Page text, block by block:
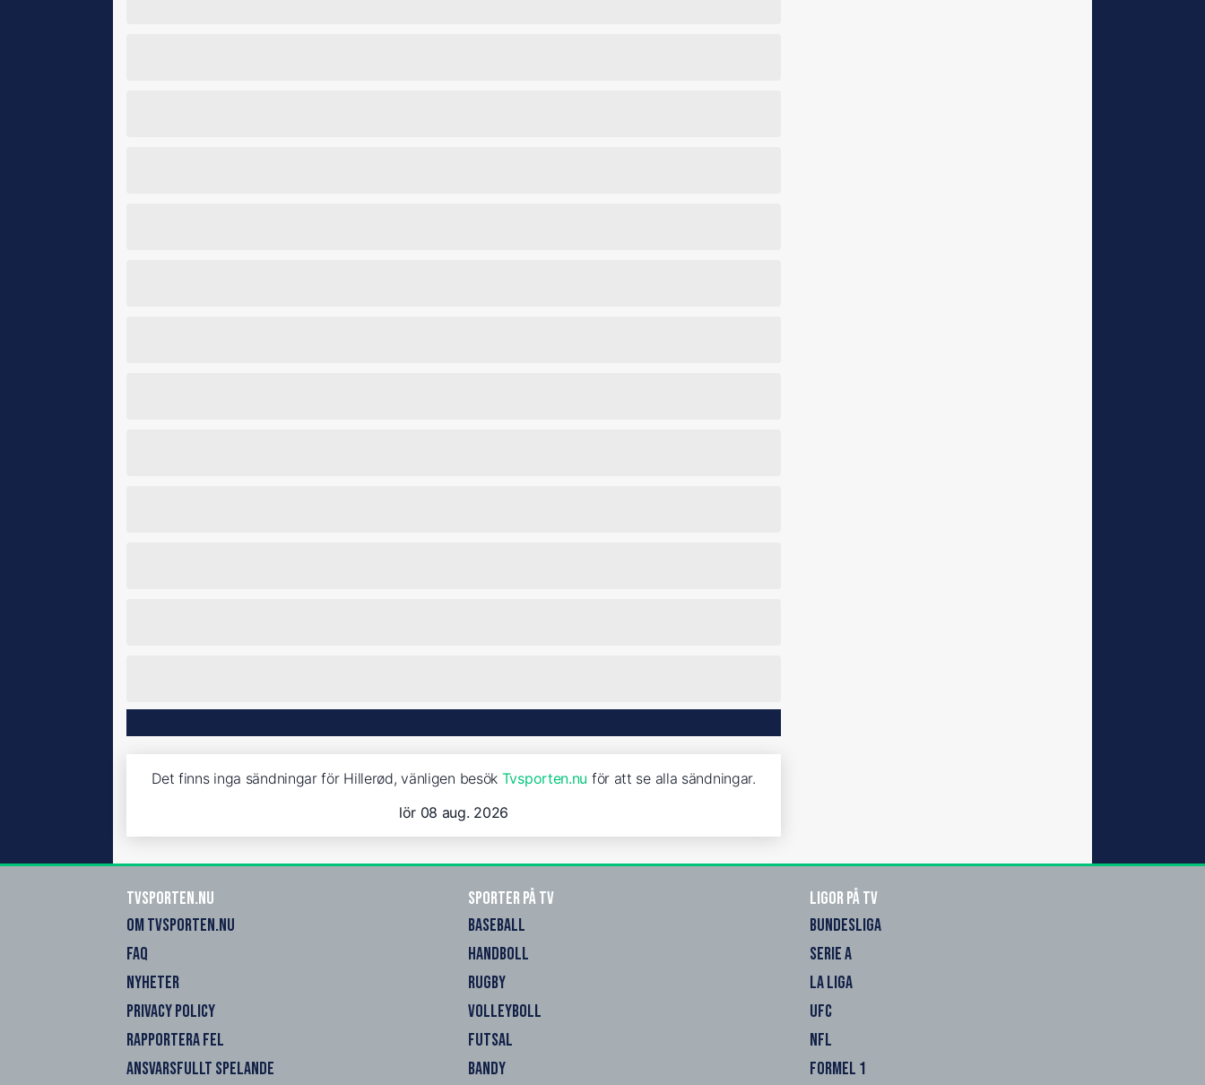
Det finns inga sändningar för Hillerød, vänligen besök Tvsporten.nu för att se alla sändningar.
lör 08 aug. 2026
Tvsporten.nu
OM TVSPORTEN.NU
FAQ
NYHETER
PRIVACY POLICY
RAPPORTERA FEL
ANSVARSFULLT SPELANDE
Sporter på TV
BASEBALL
HANDBOLL
RUGBY
VOLLEYBOLL
FUTSAL
BANDY
Ligor på TV
BUNDESLIGA
SERIE A
LA LIGA
UFC
NFL
FORMEL 1